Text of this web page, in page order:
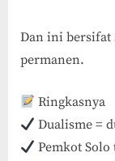
Dan ini bersifat
permanen.
Ringkasnya
Dualisme =
Pemkot